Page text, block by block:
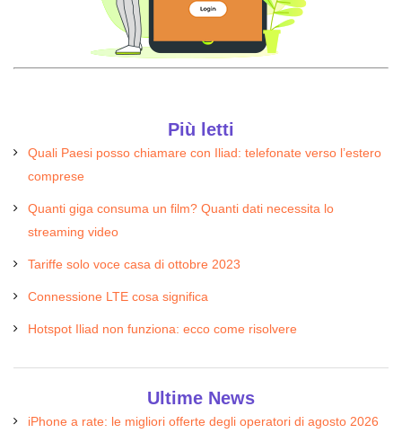
Più letti
Quali Paesi posso chiamare con Iliad: telefonate verso l’estero
comprese
Quanti giga consuma un film? Quanti dati necessita lo
streaming video
Tariffe solo voce casa di ottobre 2023
Connessione LTE cosa significa
Hotspot Iliad non funziona: ecco come risolvere
Ultime News
iPhone a rate: le migliori offerte degli operatori di agosto 2026